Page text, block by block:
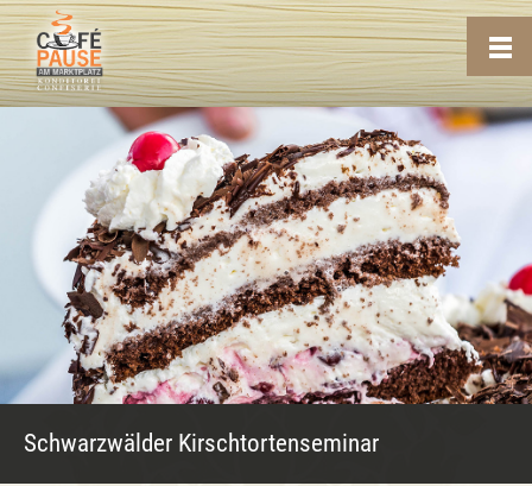
Schwarzwälder Kirschtortenseminar